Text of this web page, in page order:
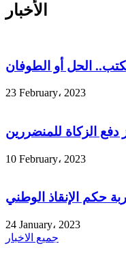
الأخبار
الحل أو الطوفان
23 February، 2023
دفع الزكاة للمنضررين
10 February، 2023
حكم الإنقاذ الوطني
24 January، 2023
جميع الاخبار